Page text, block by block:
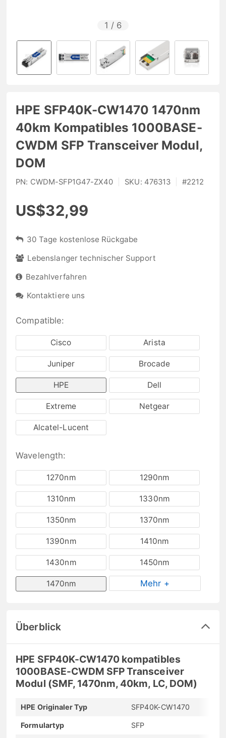
1 / 6
HPE SFP40K-CW1470 1470nm
40km Kompatibles 1000BASE-
CWDM SFP Transceiver Modul,
DOM
PN: CWDM-SFP1G47-ZX40 SKU: 476313 #2212
US$32,99
30 Tage kostenlose Rückgabe
Lebenslanger technischer Support
Bezahlverfahren
Kontaktiere uns
Compatible:
Cisco Arista
Juniper Brocade
HPE Dell
Extreme Netgear
Alcatel-Lucent
Wavelength:
1270nm 1290nm
1310nm 1330nm
1350nm 1370nm
1390nm 1410nm
1430nm 1450nm
1470nm Mehr +
Überblick
HPE SFP40K-CW1470 kompatibles
1000BASE-CWDM SFP Transceiver
Modul (SMF, 1470nm, 40km, LC, DOM)
HPE Originaler Typ SFP40K-CW1470
Formulartyp SFP